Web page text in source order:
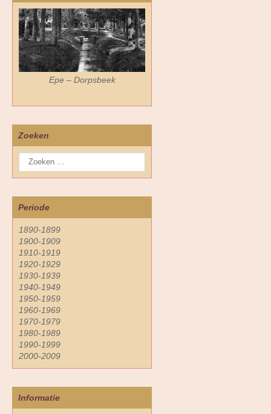
Epe – Dorpsbeek
Zoeken
Periode
1890-1899
1900-1909
1910-1919
1920-1929
1930-1939
1940-1949
1950-1959
1960-1969
1970-1979
1980-1989
1990-1999
2000-2009
Informatie